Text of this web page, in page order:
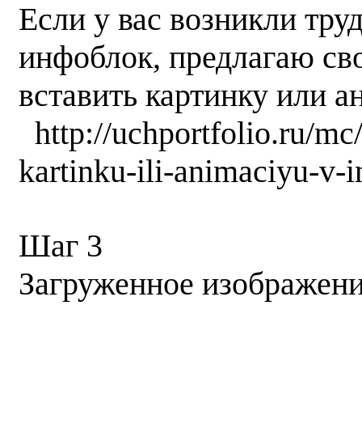
Если у вас возникли
инфоблок, предлагаю
вставить картинку или
http://uchportfolio.ru/
kartinku-ili-animaciyu-v-
Шаг 3
Загруженное